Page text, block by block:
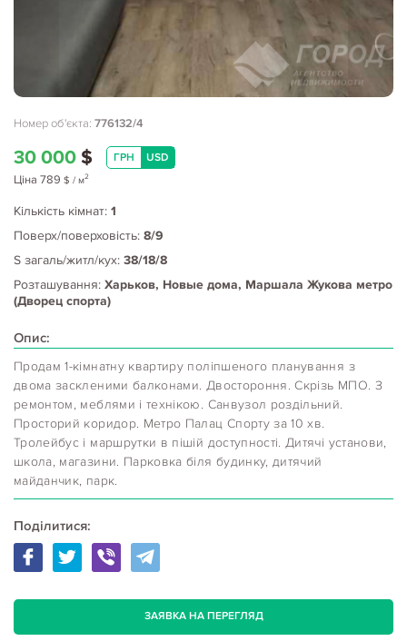
Номер об'єкта: 776132/4
30 000 $ ГРН USD
Ціна 789 $ / м2
Кількість кімнат: 1
Поверх/поверховість: 8/9
S загаль/житл/кух: 38/18/8
Розташування: Харьков, Новые дома, Маршала Жукова метро
(Дворец спорта)
Опис:
Продам 1-кімнатну квартиру поліпшеного планування з
двома заскленими балконами. Двостороння. Скрізь МПО. З
ремонтом, меблями і технікою. Санвузол роздільний.
Просторий коридор. Метро Палац Спорту за 10 хв.
Тролейбус і маршрутки в пішій доступності. Дитячі установи,
школа, магазини. Парковка біля будинку, дитячий
майданчик, парк.
Поділитися:
ЗАЯВКА НА ПЕРЕГЛЯД